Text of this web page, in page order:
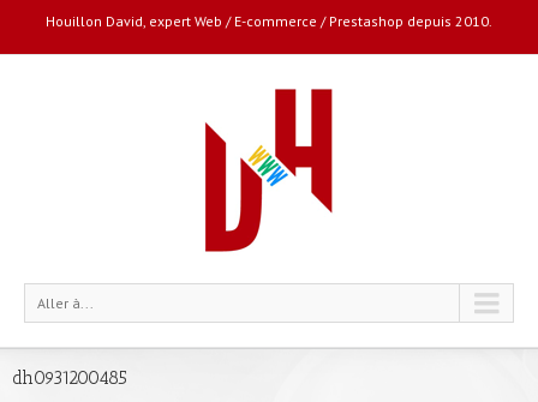
Houillon David, expert Web / E-commerce / Prestashop depuis 2010.
Aller à...
dh0931200485